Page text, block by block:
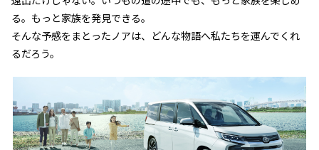
る。もっと家族を発見できる。
そんな予感をまとったノアは、どんな物語へ私たちを運んでくれ
るだろう。